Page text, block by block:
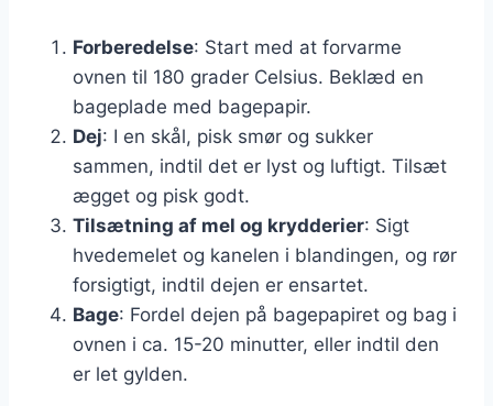
Forberedelse: Start med at forvarme
ovnen til 180 grader Celsius. Beklæd en
bageplade med bagepapir.
Dej: I en skål, pisk smør og sukker
sammen, indtil det er lyst og luftigt. Tilsæt
ægget og pisk godt.
Tilsætning af mel og krydderier: Sigt
hvedemelet og kanelen i blandingen, og rør
forsigtigt, indtil dejen er ensartet.
Bage: Fordel dejen på bagepapiret og bag i
ovnen i ca. 15-20 minutter, eller indtil den
er let gylden.